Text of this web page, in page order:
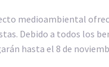
medioambiental
Debido a todos los
hasta el 8 de